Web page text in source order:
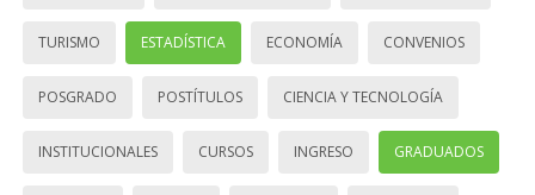
TURISMO ESTADÍSTICA ECONOMÍA CONVENIOS
POSGRADO POSTÍTULOS CIENCIA Y TECNOLOGÍA
INSTITUCIONALES CURSOS INGRESO GRADUADOS